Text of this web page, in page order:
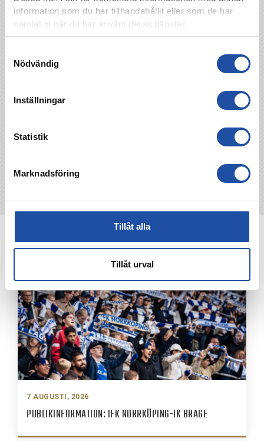
information som du har tillhandahållit eller som de har
samlat in när du har använt deras tjänster.
Nödvändig
Inställningar
Statistik
Marknadsföring
Tillåt alla
Tillåt urval
guld och i halvtid spelas finalomgången i Fifa-
turneringen “Slaget om Norrköping”. Får inte
missas!
NYHETER
7 AUGUSTI, 2026
PUBLIKINFORMATION: IFK NORRKÖPING-IK BRAGE